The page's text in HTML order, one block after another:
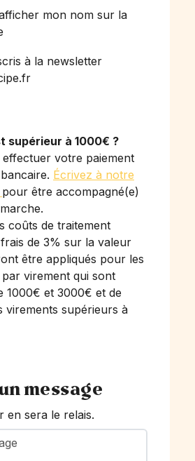
mon nom sur la
à la newsletter
supérieur à 1000€ ?
votre paiement
Écrivez à notre
pour être accompagné(e)
coûts de traitement
de 3% sur la valeur
être appliqués pour les
virement qui sont
1000€ et 3000€ et de
virements supérieurs à
message
en sera le relais.